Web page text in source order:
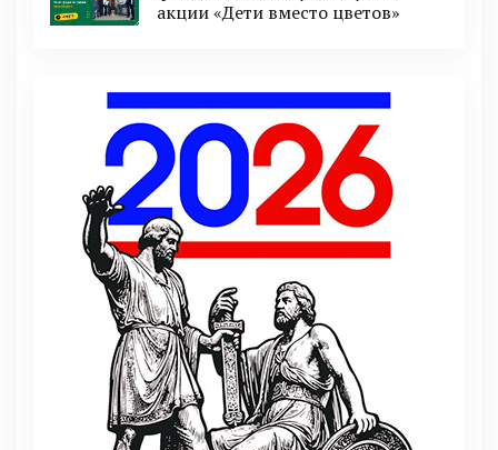
акции «Дети вместо цветов»